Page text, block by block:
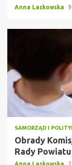
Anna Laskowska
SAMORZĄD I
Obrady
Rady Powiatu
Anna Laskowska